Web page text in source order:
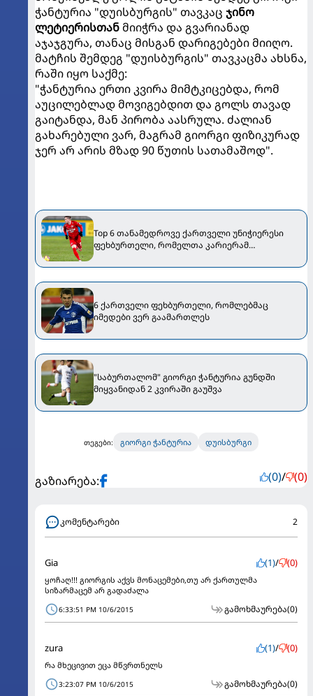
ჭანტურია "დუისბურგის" თავკაც ჯინო
ლეტიერისთანმიიჭრა და გვარიანად
აჯაჯგურა, თანაც მისგან დარიგებები მიიღო.
მატჩის შემდეგ "დუისბურგის" თავკაცმა ახსნა,
რაში იყო საქმე:
"ჭანტურია ერთი კვირა მიმტკიცებდა, რომ
აუცილებლად მოვიგებდით და გოლს თავად
გაიტანდა, მან პირობა აასრულა. ძალიან
გახარებული ვარ, მაგრამ გიორგი ფიზიკურად
ჯერ არ არის მზად 90 წუთის სათამაშოდ".
Top 6 თანამედროვე ქართველი უნიჭიერესი
ფეხბურთელი, რომელთა კარიერამ
6 ქართველი ფეხბურთელი, რომლებმაც
იმედები ვერ გაამართლეს
"საბურთალომ" გიორგი ჭანტურია გუნდში
მიყვანიდან 2 კვირაში გაუშვა
თეგები: გიორგი ჭანტურია დუისბურგი
გაზიარება: (0)/ (0)
კომენტარები 2
Gia (1)/ (0)
ყოჩაღ!!! გიორგის აქვს მონაცემები,თუ არ ქართულმა
სიზარმაცემ არ გადაძალა
6:33:51 PM 10/6/2015 გამოხმაურება(0)
zura (1)/ (0)
რა მხეცივით ეცა მწვრთნელს
3:23:07 PM 10/6/2015 გამოხმაურება(0)